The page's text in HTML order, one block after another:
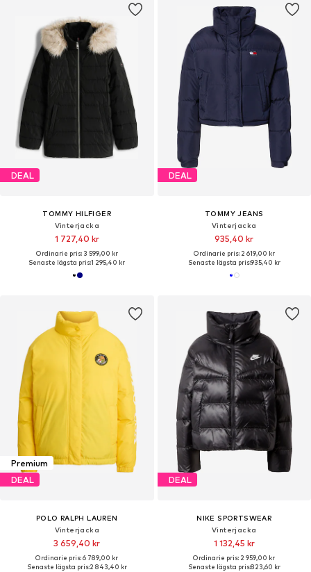
DEAL
TOMMY HILFIGER
Vinterjacka
1 727,40 kr
Ordinarie pris: 3 599,00 kr
Senaste lägsta pris:1 295,40 kr
DEAL
TOMMY JEANS
Vinterjacka
935,40 kr
Ordinarie pris: 2 619,00 kr
Senaste lägsta pris:935,40 kr
Premium
DEAL
POLO RALPH LAUREN
Vinterjacka
3 659,40 kr
Ordinarie pris: 6 789,00 kr
Senaste lägsta pris:2 843,40 kr
DEAL
NIKE SPORTSWEAR
Vinterjacka
1 132,45 kr
Ordinarie pris: 2 959,00 kr
Senaste lägsta pris:823,60 kr